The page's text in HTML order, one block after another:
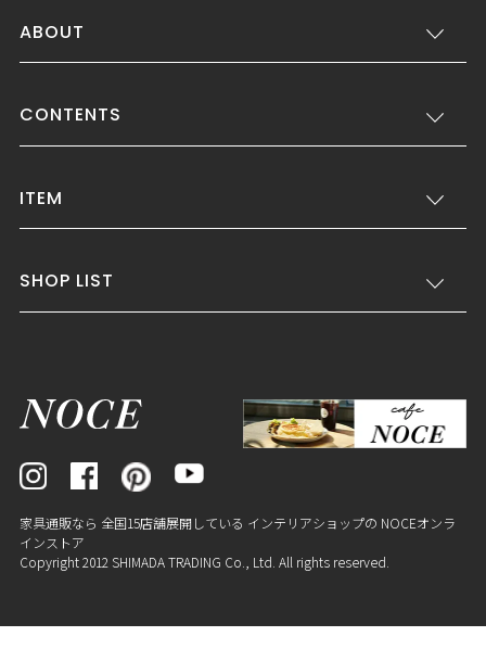
ABOUT
CONTENTS
ITEM
SHOP LIST
家具通販なら 全国15店舗展開している インテリアショップの NOCEオンラ
インストア
Copyright 2012 SHIMADA TRADING Co., Ltd. All rights reserved.